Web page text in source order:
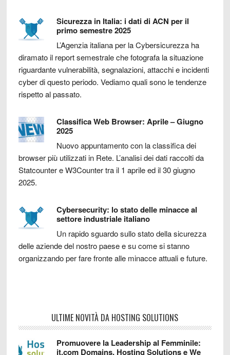
Sicurezza in Italia: i dati di ACN per il
primo semestre 2025
L’Agenzia italiana per la Cybersicurezza ha
diramato il report semestrale che fotografa la situazione
riguardante vulnerabilità, segnalazioni, attacchi e incidenti
cyber di questo periodo. Vediamo quali sono le tendenze
rispetto al passato.
Classifica Web Browser: Aprile – Giugno
2025
Nuovo appuntamento con la classifica dei
browser più utilizzati in Rete. L’analisi dei dati raccolti da
Statcounter e W3Counter tra il 1 aprile ed il 30 giugno
2025.
Cybersecurity: lo stato delle minacce al
settore industriale italiano
Un rapido sguardo sullo stato della sicurezza
delle aziende del nostro paese e su come si stanno
organizzando per fare fronte alle minacce attuali e future.
ULTIME NOVITÀ DA HOSTING SOLUTIONS
Promuovere la Leadership al Femminile:
it.com Domains, Hosting Solutions e We